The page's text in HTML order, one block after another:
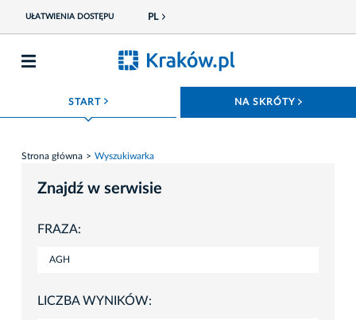
UŁATWIENIA DOSTĘPU PL
START ROZWIŃ MENU NA SKRÓTY
Strona główna Wyszukiwarka
Znajdź w serwisie
FRAZA:
LICZBA WYNIKÓW: